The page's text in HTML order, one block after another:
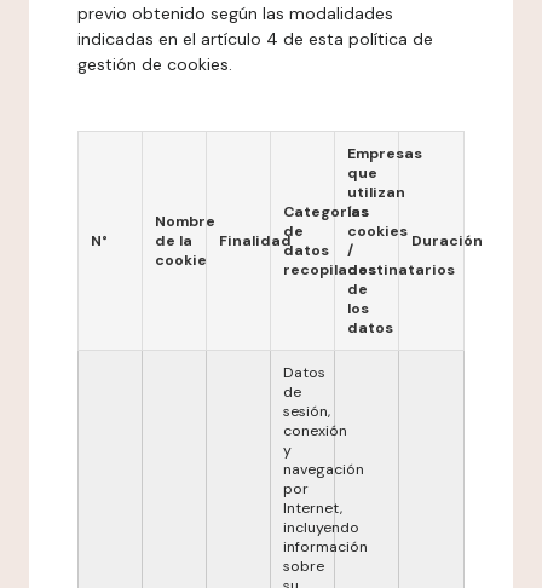
previo obtenido según las modalidades
indicadas en el artículo 4 de esta política de
gestión de cookies.
N°
Nombre
de la
cookie
Finalidad
Categorías
de
datos
recopilados
Empresas
que
utilizan
las
cookies
/
destinatarios
de
los
datos
Duración
Datos
de
sesión,
conexión
y
navegación
por
Internet,
incluyendo
información
sobre